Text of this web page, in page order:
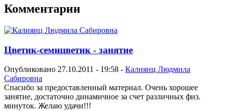
Комментарии
Цветик-семицветик - занятие
Опубликовано 27.10.2011 - 19:58 - Калиянц Людмила
Сабировна
Спасибо за предоставленный материал. Очень хорошее
занятие, достаточно динамичное за счет различных физ.
минуток. Желаю удачи!!!